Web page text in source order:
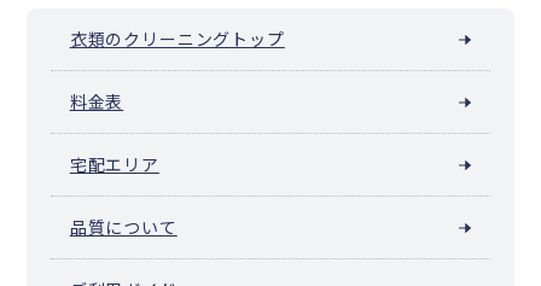
衣類のクリーニングトップ
料金表
宅配エリア
品質について